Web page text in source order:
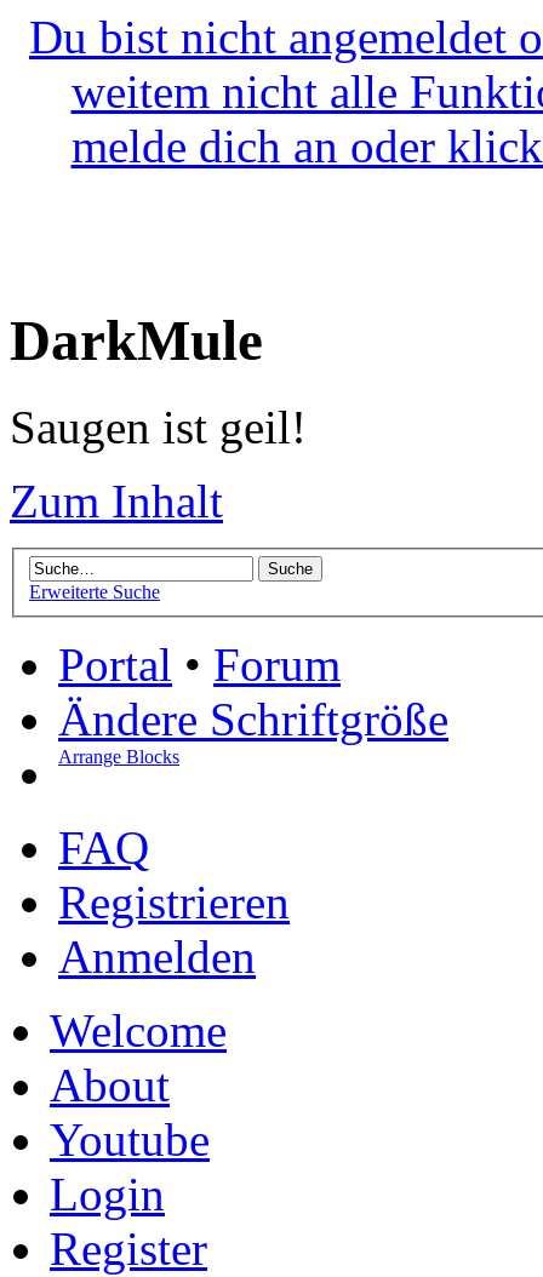
Du bist nicht angemeldet
weitem nicht alle
melde dich an oder
DarkMule
Saugen ist geil!
Zum Inhalt
Erweiterte Suche
Portal • Forum
Ändere Schriftgröße
Arrange Blocks
FAQ
Registrieren
Anmelden
Welcome
About
Youtube
Login
Register